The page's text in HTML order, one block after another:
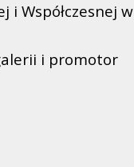
i Współczesnej w
i promotor